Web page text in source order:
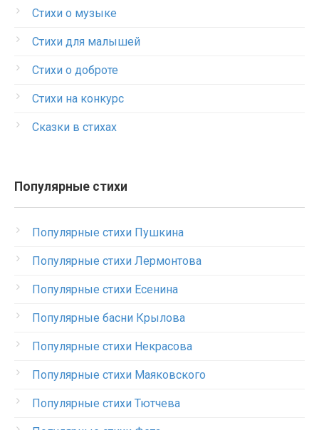
Стихи о музыке
Стихи для малышей
Стихи о доброте
Стихи на конкурс
Сказки в стихах
Популярные стихи
Популярные стихи Пушкина
Популярные стихи Лермонтова
Популярные стихи Есенина
Популярные басни Крылова
Популярные стихи Некрасова
Популярные стихи Маяковского
Популярные стихи Тютчева